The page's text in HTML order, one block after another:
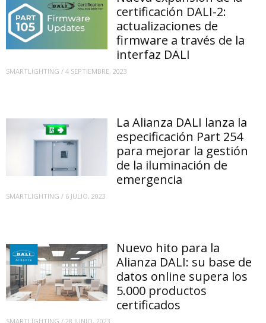
certificación DALI-2:
actualizaciones de
firmware a través de la
interfaz DALI
SMARTLIGHTING / 4 SEPTIEMBRE, 2023
La Alianza DALI lanza la
especificación Part 254
para mejorar la gestión
de la iluminación de
emergencia
SMARTLIGHTING / 6 JULIO, 2023
Nuevo hito para la
Alianza DALI: su base de
datos online supera los
5.000 productos
certificados
SMARTLIGHTING / 28 JUNIO, 2023